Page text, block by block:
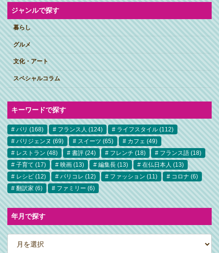
ジャンルで探す
暮らし
グルメ
文化・アート
スペシャルコラム
キーワードで探す
パリ (168) フランス人 (124) ライフスタイル (112)
パリジェンヌ (69) スイーツ (65) カフェ (49)
レストラン (48) 書評 (24) フレンチ (18) フランス語 (18)
子育て (17) 映画 (13) 編集長 (13) 在仏日本人 (13)
レシピ (12) パリコレ (12) ファッション (11) コロナ (6)
翻訳家 (6) ファミリー (6)
年月で探す
ア
ー
カ